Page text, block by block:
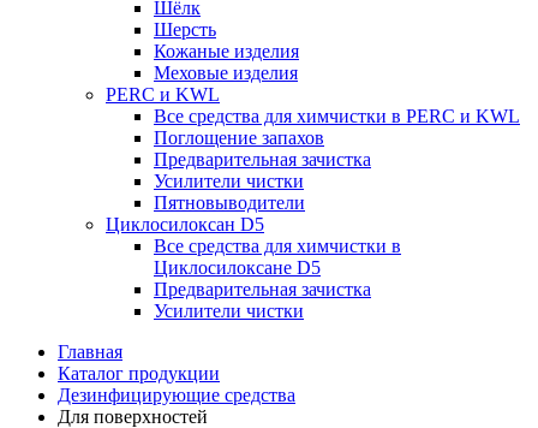
Шёлк
Шерсть
Кожаные изделия
Меховые изделия
PERC и KWL
Все средства для химчистки в PERC и KWL
Поглощение запахов
Предварительная зачистка
Усилители чистки
Пятновыводители
Циклосилоксан D5
Все средства для химчистки в
Циклосилоксане D5
Предварительная зачистка
Усилители чистки
Главная
Каталог продукции
Дезинфицирующие средства
Для поверхностей